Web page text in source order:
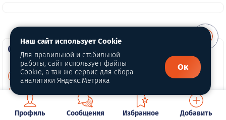
О портале
О нас
Политика конфиденциальности
Обработка персональных данных
Профиль Сообщения Избранное Добавить
Наш сайт использует Cookie
Для правильной и стабильной
работы, сайт использует файлы
Cookie, а так же сервис для сбора
аналитики Яндекс.Метрика
Ок